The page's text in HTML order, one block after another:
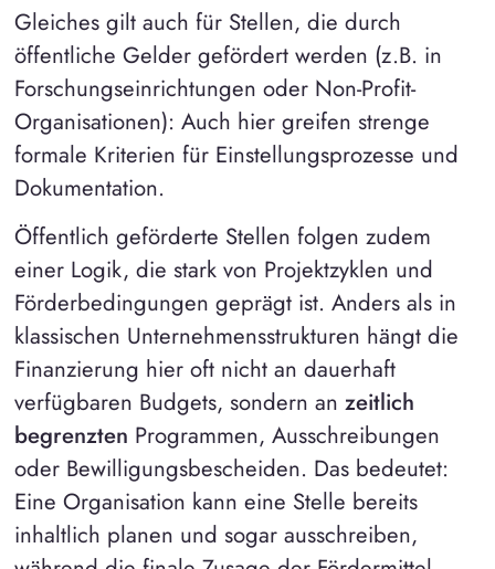
Gleiches gilt auch für Stellen, die durch
öffentliche Gelder gefördert werden (z.B. in
Forschungseinrichtungen oder Non-Profit-
Organisationen): Auch hier greifen strenge
formale Kriterien für Einstellungsprozesse und
Dokumentation.
Öffentlich geförderte Stellen folgen zudem
einer Logik, die stark von Projektzyklen und
Förderbedingungen geprägt ist. Anders als in
klassischen Unternehmensstrukturen hängt die
Finanzierung hier oft nicht an dauerhaft
verfügbaren Budgets, sondern an zeitlich
begrenzten Programmen, Ausschreibungen
oder Bewilligungsbescheiden. Das bedeutet:
Eine Organisation kann eine Stelle bereits
inhaltlich planen und sogar ausschreiben,